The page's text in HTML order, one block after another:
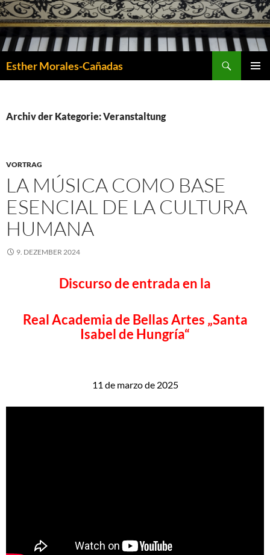
Esther Morales-Cañadas
Archiv der Kategorie: Veranstaltung
VORTRAG
LA MÚSICA COMO BASE
ESENCIAL DE LA CULTURA
HUMANA
9. DEZEMBER 2024
Discurso de entrada en la
Real Academia de Bellas Artes „Santa
Isabel de Hungría“
11 de marzo de 2025